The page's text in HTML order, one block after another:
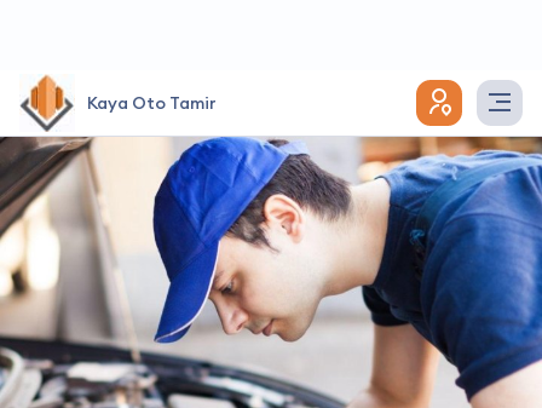
Kaya Oto Tamir